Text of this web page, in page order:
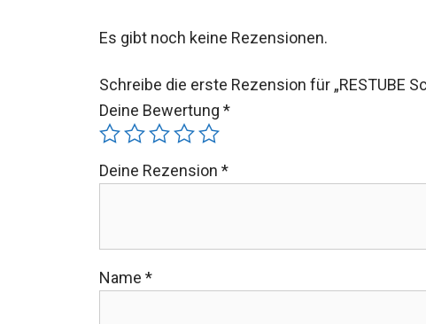
Es gibt noch keine Rezensionen.
Schreibe die erste Rezension für „RESTUBE
Deine Bewertung *
Deine Rezension *
Name *